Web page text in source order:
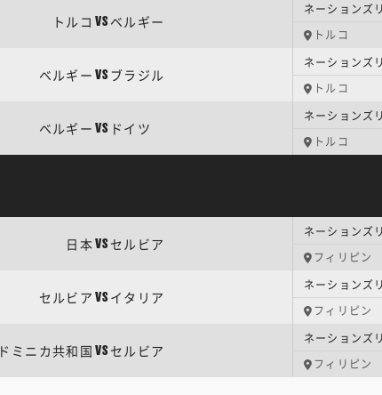
トルコ VS ベルギー
ネーション
トルコ
ベルギー VS ブラジル
ネーション
トルコ
ベルギー VS ドイツ
ネーション
トルコ
日本VS セルビア
ネーション
フィリピン
セルビア VS イタリア
ネーション
フィリピン
ドミニカ共和国 VS セルビア
ネーション
フィリピン